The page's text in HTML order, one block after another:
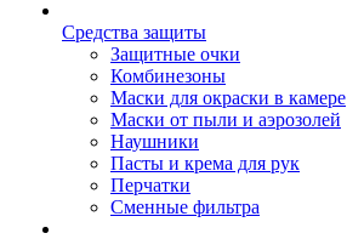
Средства защиты
Защитные очки
Комбинезоны
Маски для окраски в камере
Маски от пыли и аэрозолей
Наушники
Пасты и крема для рук
Перчатки
Сменные фильтра